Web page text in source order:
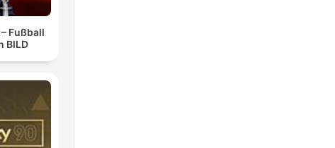
Fußball
BILD